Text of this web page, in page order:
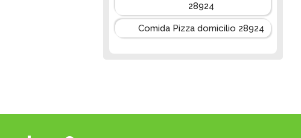
28924
Comida Pizza domicilio 28924